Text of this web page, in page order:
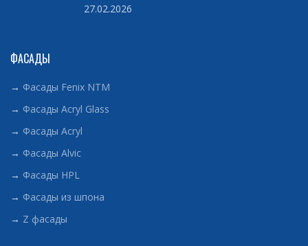
27.02.2026
ФАСАДЫ
→ Фасады Fenix NTM
→ Фасады Acryl Glass
→ Фасады Acryl
→ Фасады Alvic
→ Фасады HPL
→ Фасады из шпона
→ Z фасады